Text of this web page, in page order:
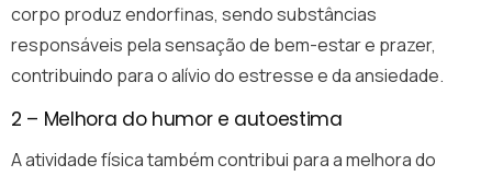
corpo produz endorfinas, sendo substâncias
responsáveis pela sensação de bem-estar e prazer,
contribuindo para o alívio do estresse e da ansiedade.
2 – Melhora do humor e autoestima
A atividade física também contribui para a melhora do